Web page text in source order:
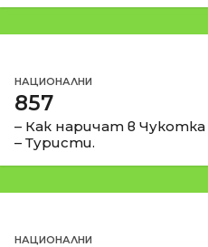
НАЦИОНАЛНИ
857
– Как наричат в
– Туристи.
НАЦИОНАЛНИ